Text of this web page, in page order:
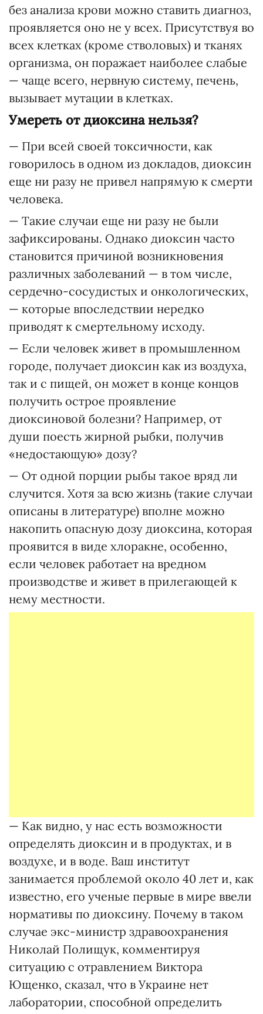
без анализа крови можно ставить диагноз,
проявляется оно не у всех. Присутствуя во
всех клетках (кроме стволовых) и тканях
организма, он поражает наиболее слабые
— чаще всего, нервную систему, печень,
вызывает мутации в клетках.
Умереть от диоксина нельзя?
— При всей своей токсичности, как
говорилось в одном из докладов, диоксин
еще ни разу не привел напрямую к смерти
человека.
— Такие случаи еще ни разу не были
зафиксированы. Однако диоксин часто
становится причиной возникновения
различных заболеваний — в том числе,
сердечно-сосудистых и онкологических,
— которые впоследствии нередко
приводят к смертельному исходу.
— Если человек живет в промышленном
городе, получает диоксин как из воздуха,
так и с пищей, он может в конце концов
получить острое проявление
диоксиновой болезни? Например, от
души поесть жирной рыбки, получив
«недостающую» дозу?
— От одной порции рыбы такое вряд ли
случится. Хотя за всю жизнь (такие случаи
описаны в литературе) вполне можно
накопить опасную дозу диоксина, которая
проявится в виде хлоракне, особенно,
если человек работает на вредном
производстве и живет в прилегающей к
нему местности.
— Как видно, у нас есть возможности
определять диоксин и в продуктах, и в
воздухе, и в воде. Ваш институт
занимается проблемой около 40 лет и, как
известно, его ученые первые в мире ввели
нормативы по диоксину. Почему в таком
случае экс-министр здравоохранения
Николай Полищук, комментируя
ситуацию с отравлением Виктора
Ющенко, сказал, что в Украине нет
лаборатории, способной определить